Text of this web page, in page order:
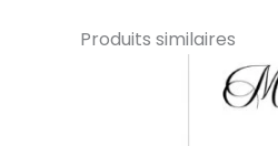
Produits similaires